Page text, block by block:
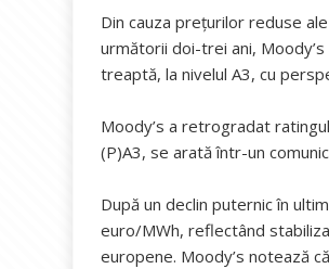
Din cauza preţurilor reduse
următorii doi-trei ani,
treaptă, la nivelul A3, cu
Moody’s a retrogradat
(P)A3, se arată într-un
După un declin puternic în
euro/MWh, reflectând
europene. Moody’s notează